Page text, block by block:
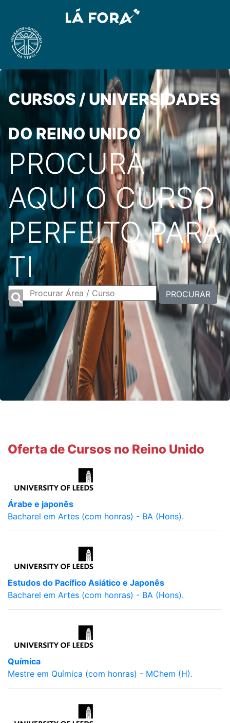
CURSOS / UNIVERSIDADES
DO REINO UNIDO
PROCURA
AQUI O CURSO
PERFEITO PARA
TI
PROCURAR
Oferta de Cursos no Reino Unido
Árabe e japonês
Bacharel em Artes (com honras) - BA (Hons).
Estudos do Pacífico Asiático e Japonês
Bacharel em Artes (com honras) - BA (Hons).
Química
Mestre em Química (com honras) - MChem (H).